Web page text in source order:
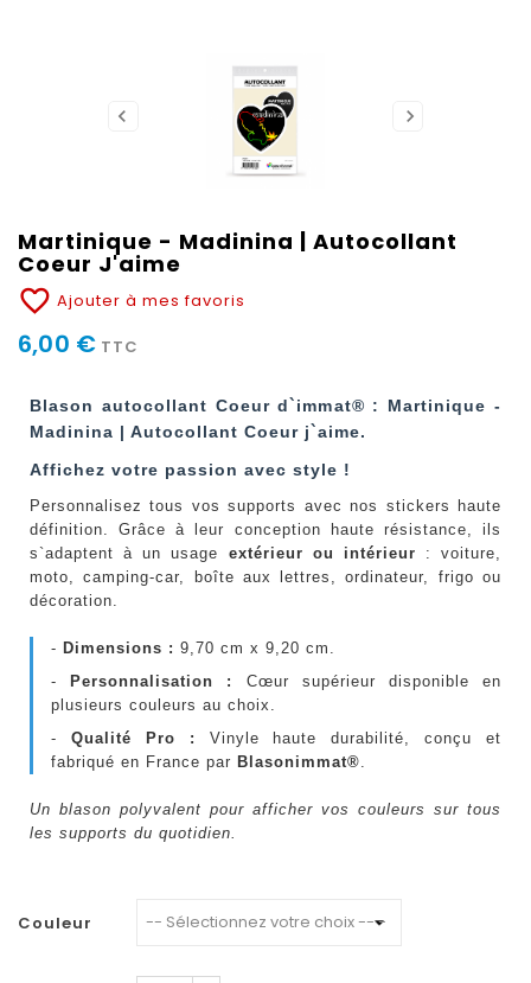
Martinique - Madinina | Autocollant
Coeur J'aime
favorite_border Ajouter à mes favoris
6,00 € TTC
Blason autocollant Coeur d`immat® : Martinique -
Madinina | Autocollant Coeur j`aime.
Affichez votre passion avec style !
Personnalisez tous vos supports avec nos stickers haute
définition. Grâce à leur conception haute résistance, ils
s`adaptent à un usage extérieur ou intérieur : voiture,
moto, camping-car, boîte aux lettres, ordinateur, frigo ou
décoration.
- Dimensions : 9,70 cm x 9,20 cm.
-
Personnalisation :
Cœur supérieur disponible en
plusieurs couleurs au choix.
- Qualité Pro :
Vinyle haute durabilité, conçu et
fabriqué en France par Blasonimmat®
Un blason polyvalent pour afficher vos couleurs sur tous
les supports du quotidien.
Couleur